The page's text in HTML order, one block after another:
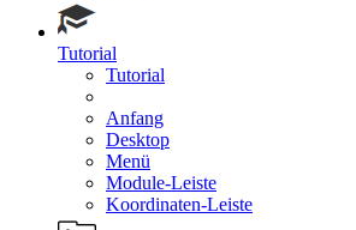
Tutorial
Tutorial
Anfang
Desktop
Menü
Module-Leiste
Koordinaten-Leiste